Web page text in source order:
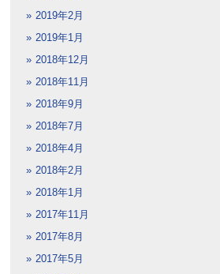
2019年2月
2019年1月
2018年12月
2018年11月
2018年9月
2018年7月
2018年4月
2018年2月
2018年1月
2017年11月
2017年8月
2017年5月